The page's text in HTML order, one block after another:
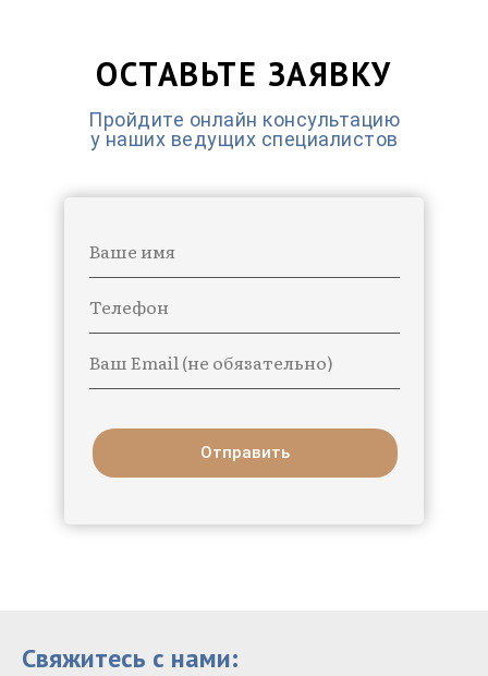
ОСТАВЬТЕ ЗАЯВКУ
Ваше имя
Телефон
Ваш Email (не обязательно)
Отправить
Пройдите онлайн консультацию
у наших ведущих специалистов
Свяжитесь с нами: